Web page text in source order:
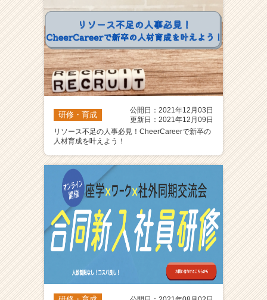
研修・育成
公開日：2021年12月03日
更新日：2021年12月09日
リソース不足の人事必見！CheerCareerで新卒の
人材育成を叶えよう！